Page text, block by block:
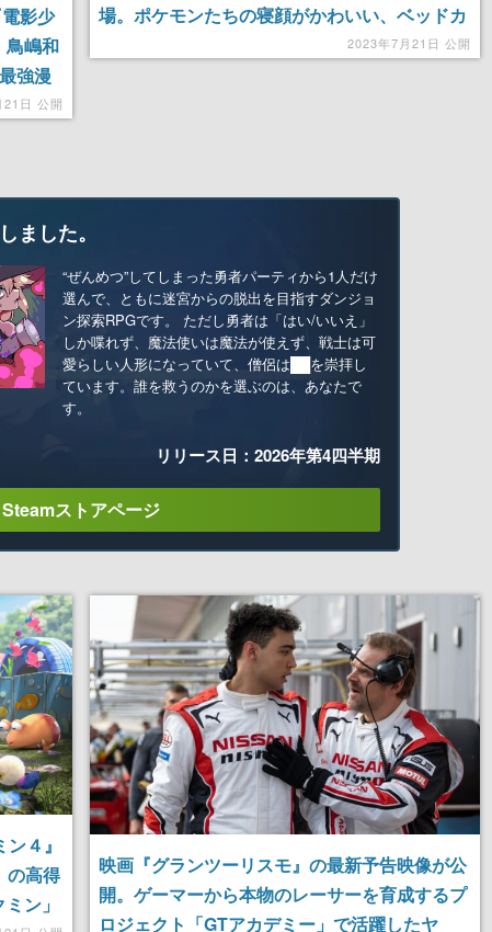
影少
鳥嶋和
強漫
日 公開
場。ポケモンたちの寝顔がかわいい、ベッドカ
バー3点セットなどがラインナップ2023年7月21日 公開
ました。
“ぜんめつ”してしまった勇者パーティから1人だけ
選んで、ともに迷宮からの脱出を目指すダンジョ
ン探索RPGです。 ただし勇者は「はい/いいえ」
しか喋れず、魔法使いは魔法が使えず、戦士は可
愛らしい人形になっていて、僧侶は██を崇拝し
ています。誰を救うのかを選ぶのは、あなたで
す。
リリース日：2026年第4四半期
Steamストアページ
４』
の高得
ン」
映画『グランツーリスモ』の最新予告映像が公
開。ゲーマーから本物のレーサーを育成するプ
ロジェクト「GTアカデミー」で活躍したヤ